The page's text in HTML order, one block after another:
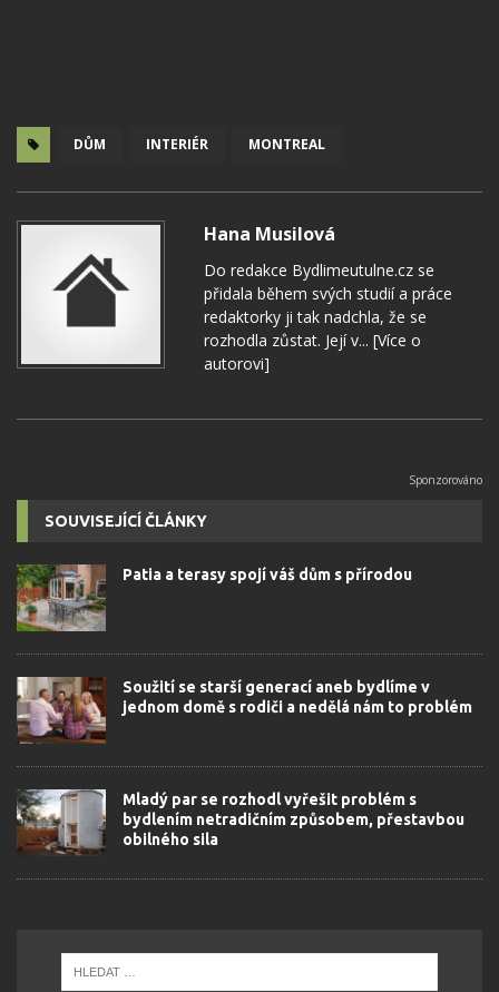
DŮM INTERIÉR MONTREAL
Hana Musilová
Do redakce Bydlimeutulne.cz se
přidala během svých studií a práce
redaktorky ji tak nadchla, že se
rozhodla zůstat. Její v... [Více o
autorovi]
SOUVISEJÍCÍ ČLÁNKY
Patia a terasy spojí váš dům s přírodou
Soužití se starší generací aneb bydlíme v
jednom domě s rodiči a nedělá nám to problém
Mladý par se rozhodl vyřešit problém s
bydlením netradičním způsobem, přestavbou
obilného sila